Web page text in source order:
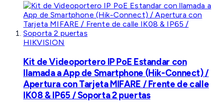
HIKVISION
Kit de Videoportero IP PoE Estandar con
llamada a App de Smartphone (Hik-Connect) /
Apertura con Tarjeta MIFARE / Frente de calle
IK08 & IP65 / Soporta 2 puertas